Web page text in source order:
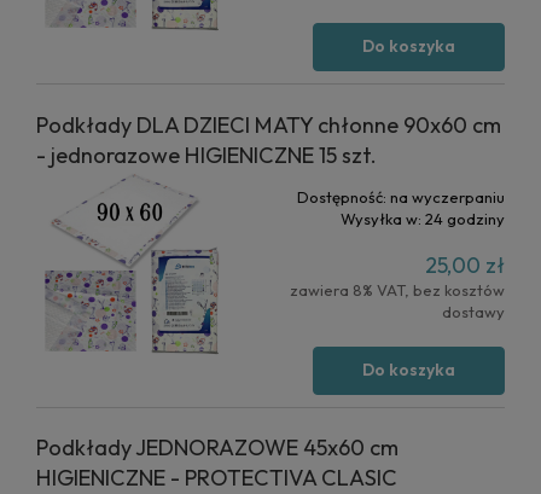
Do koszyka
Podkłady DLA DZIECI MATY chłonne 90x60 cm
- jednorazowe HIGIENICZNE 15 szt.
Dostępność: na wyczerpaniu
Wysyłka w: 24 godziny
25,00 zł
zawiera 8% VAT, bez kosztów
dostawy
Do koszyka
Podkłady JEDNORAZOWE 45x60 cm
HIGIENICZNE - PROTECTIVA CLASIC